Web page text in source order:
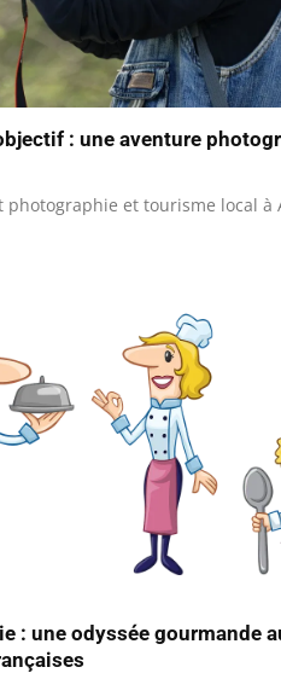
: une aventure
photographie et tourisme local à
: une odyssée gourmande